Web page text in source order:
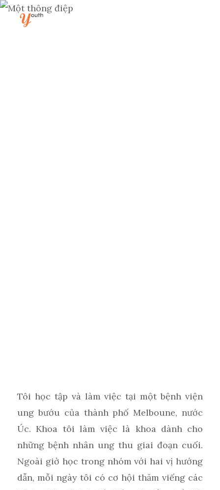
Tôi học tập và làm việc tại một bệnh viện
ung bướu của thành phố Melboune, nước
Úc. Khoa tôi làm việc là khoa dành cho
những bệnh nhân ung thu giai đoạn cuối.
Ngoài giờ học trong nhóm với hai vị hướng
dẫn, mỗi ngày tôi có cơ hội thăm viếng các